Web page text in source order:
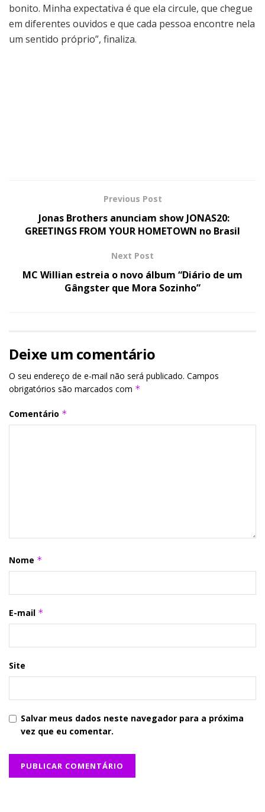
bonito. Minha expectativa é que ela circule, que chegue
em diferentes ouvidos e que cada pessoa encontre nela
um sentido próprio”, finaliza.
Previous Post
Jonas Brothers anunciam show JONAS20:
GREETINGS FROM YOUR HOMETOWN no Brasil
Next Post
MC Willian estreia o novo álbum “Diário de um
Gângster que Mora Sozinho”
Deixe um comentário
O seu endereço de e-mail não será publicado. Campos
obrigatórios são marcados com *
Comentário *
Nome *
E-mail *
Site
Salvar meus dados neste navegador para a próxima
vez que eu comentar.